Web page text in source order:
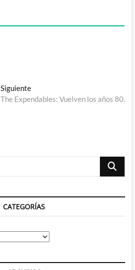
SiguienteEntrada
siguiente:
The Expendables: Vuelven los años 80.
Buscar
CATEGORÍAS